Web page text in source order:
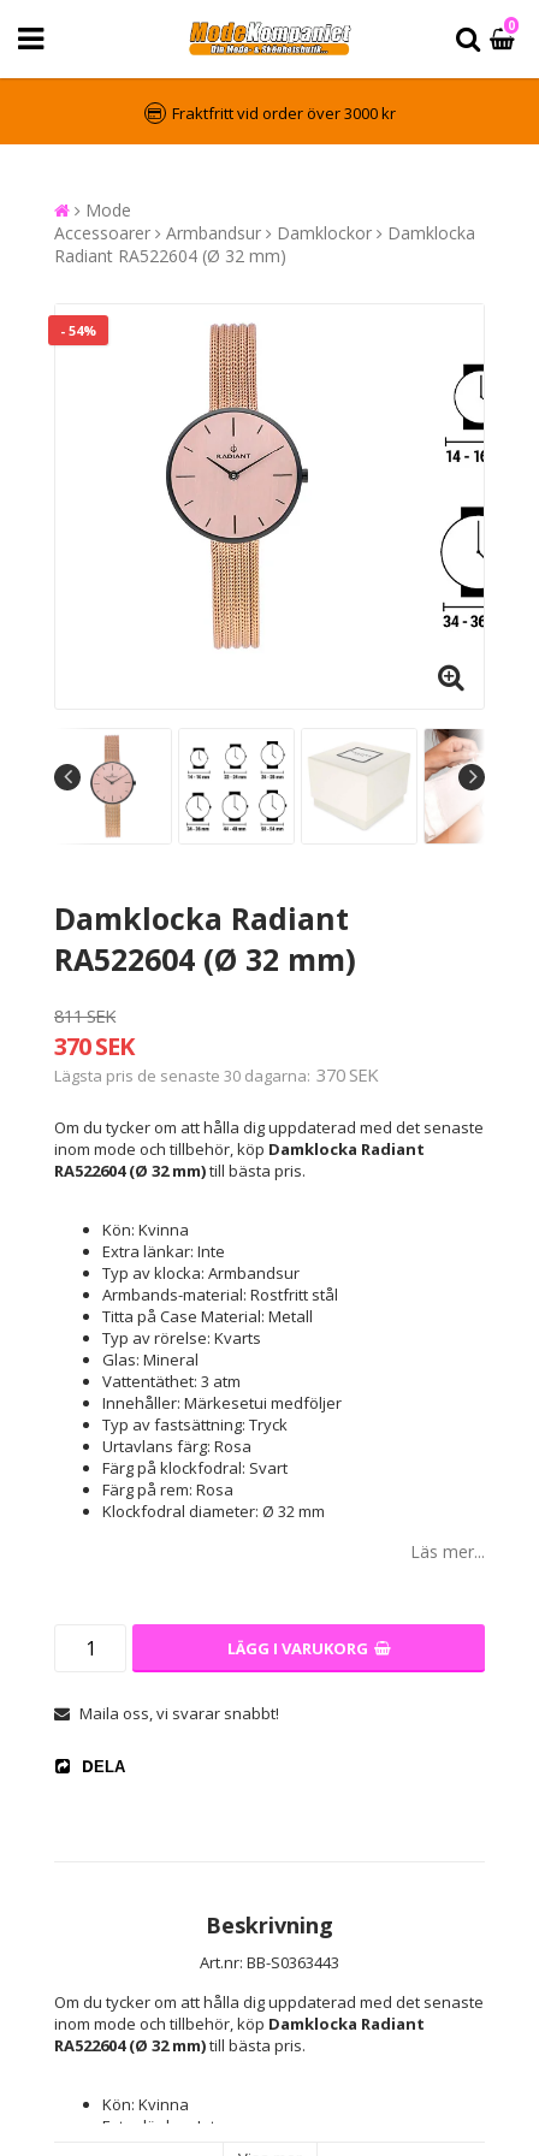
0
Fraktfritt vid order över 3000 kr
Mode
Accessoarer
Armbandsur Damklockor
Damklocka
Radiant RA522604 (Ø 32 mm)
- 54%
Damklocka Radiant
RA522604 (Ø 32 mm)
811 SEK
370 SEK
Lägsta pris de senaste 30 dagarna 370 SEK
Om du tycker om att hålla dig uppdaterad med det senaste
inom mode och tillbehör, köp Damklocka Radiant
RA522604 (Ø 32 mm)till bästa pris.
Kön: Kvinna
Extra länkar: Inte
Typ av klocka: Armbandsur
Armbands-material: Rostfritt stål
Titta på Case Material: Metall
Typ av rörelse: Kvarts
Glas: Mineral
Vattentäthet: 3 atm
Innehåller: Märkesetui medföljer
Typ av fastsättning: Tryck
Urtavlans färg: Rosa
Färg på klockfodral: Svart
Färg på rem: Rosa
Klockfodral diameter: Ø 32 mm
Läs mer...
LÄGG I VARUKORG
Maila oss, vi svarar snabbt!
DELA
Beskrivning
Art.nr: BB-S0363443
Om du tycker om att hålla dig uppdaterad med det senaste
inom mode och tillbehör, köp Damklocka Radiant
RA522604 (Ø 32 mm) till bästa pris.
Kön: Kvinna
Extra länkar: Inte